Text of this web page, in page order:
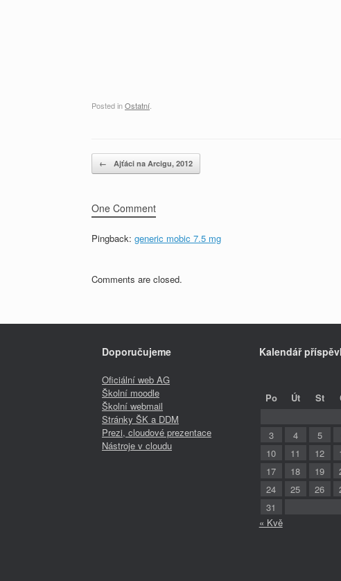
Posted inOstatní
Post navigation
← Ajťáci na Arcigu, 2012
One Comment
Pingback: generic mobic 7.5 mg
Comments are closed.
Doporučujeme
Oficiální web AG
Školní moodle
Školní webmail
Stránky ŠK a DDM
Prezi, cloudové prezentace
Nástroje v cloudu
Kalendář
Po
Út St
3
4 5
10
11 12
17
18 19
24
25 26
31
« Kvě